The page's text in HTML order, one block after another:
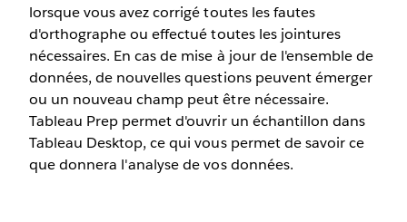
lorsque vous avez corrigé toutes les fautes
d'orthographe ou effectué toutes les jointures
nécessaires. En cas de mise à jour de l'ensemble de
données, de nouvelles questions peuvent émerger
ou un nouveau champ peut être nécessaire.
Tableau Prep permet d'ouvrir un échantillon dans
Tableau Desktop, ce qui vous permet de savoir ce
que donnera l'analyse de vos données.